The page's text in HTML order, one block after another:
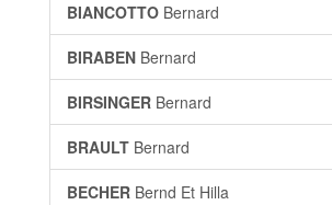
BIANCOTTO Bernard
BIRABEN Bernard
BIRSINGER Bernard
BRAULT Bernard
BECHER Bernd Et Hilla